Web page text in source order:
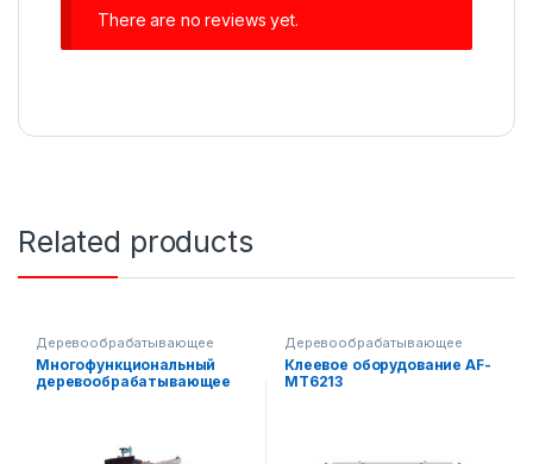
There are no reviews yet.
Related products
Деревообрабатывающее
оборудование
Многофункциональный
деревообрабатывающее
Деревообрабатывающее
оборудование
Клеевое оборудование AF-
MT6213